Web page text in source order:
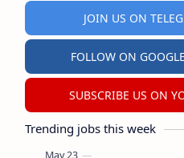
JOIN US ON
FOLLOW ON
SUBSCRIBE US ON
Trending jobs this week